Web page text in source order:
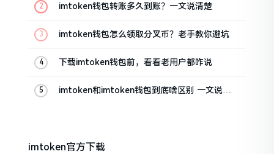
imtoken钱包转账多久到账？一文说清楚
imtoken钱包怎么领取分叉币？老手教你避坑
下载imtoken钱包前，看看老用户都咋说
imtoken和imtoken钱包到底啥区别 一文说清
imtoken官方下载